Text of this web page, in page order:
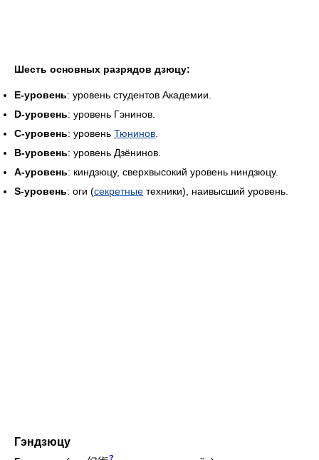
Шесть основных разрядов дзюцу:
E-уровень: уровень студентов Академии.
D-уровень: уровень Гэнинов.
C-уровень: уровень Тюнинов
B-уровень: уровень Дзёнинов.
A-уровень: киндзюцу, сверхвысокий уровень ниндзюцу.
S-уровень: оги (секретные техники), наивысший уровень.
Гэндзюцу
?